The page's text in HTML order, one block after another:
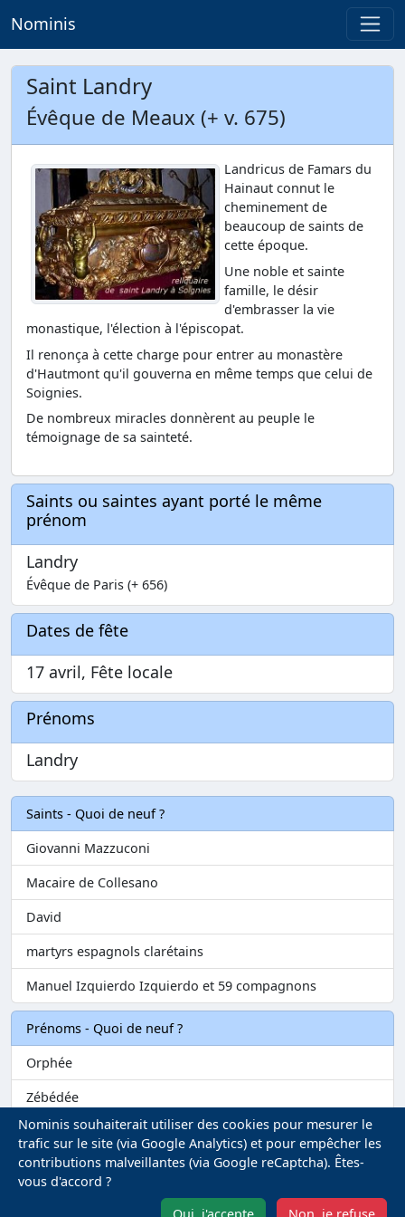
Nominis
Saint Landry
Évêque de Meaux (+ v. 675)
Landricus de Famars du
Hainaut connut le
cheminement de
beaucoup de saints de
cette époque.
Une noble et sainte
famille, le désir
d'embrasser la vie
monastique, l'élection à l'épiscopat.
Il renonça à cette charge pour entrer au monastère
d'Hautmont qu'il gouverna en même temps que celui de
Soignies.
De nombreux miracles donnèrent au peuple le
témoignage de sa sainteté.
Saints ou saintes ayant porté le même
prénom
Landry
Évêque de Paris (+ 656)
Dates de fête
17 avril, Fête locale
Prénoms
Landry
Saints - Quoi de neuf ?
Giovanni Mazzuconi
Macaire de Collesano
David
martyrs espagnols clarétains
Manuel Izquierdo Izquierdo et 59 compagnons
Prénoms - Quoi de neuf ?
Orphée
Zébédée
Melvil
Matilin
Nominis souhaiterait utiliser des cookies pour mesurer le
trafic sur le site (via Google Analytics) et pour empêcher les
contributions malveillantes (via Google reCaptcha). Êtes-
vous d'accord ?